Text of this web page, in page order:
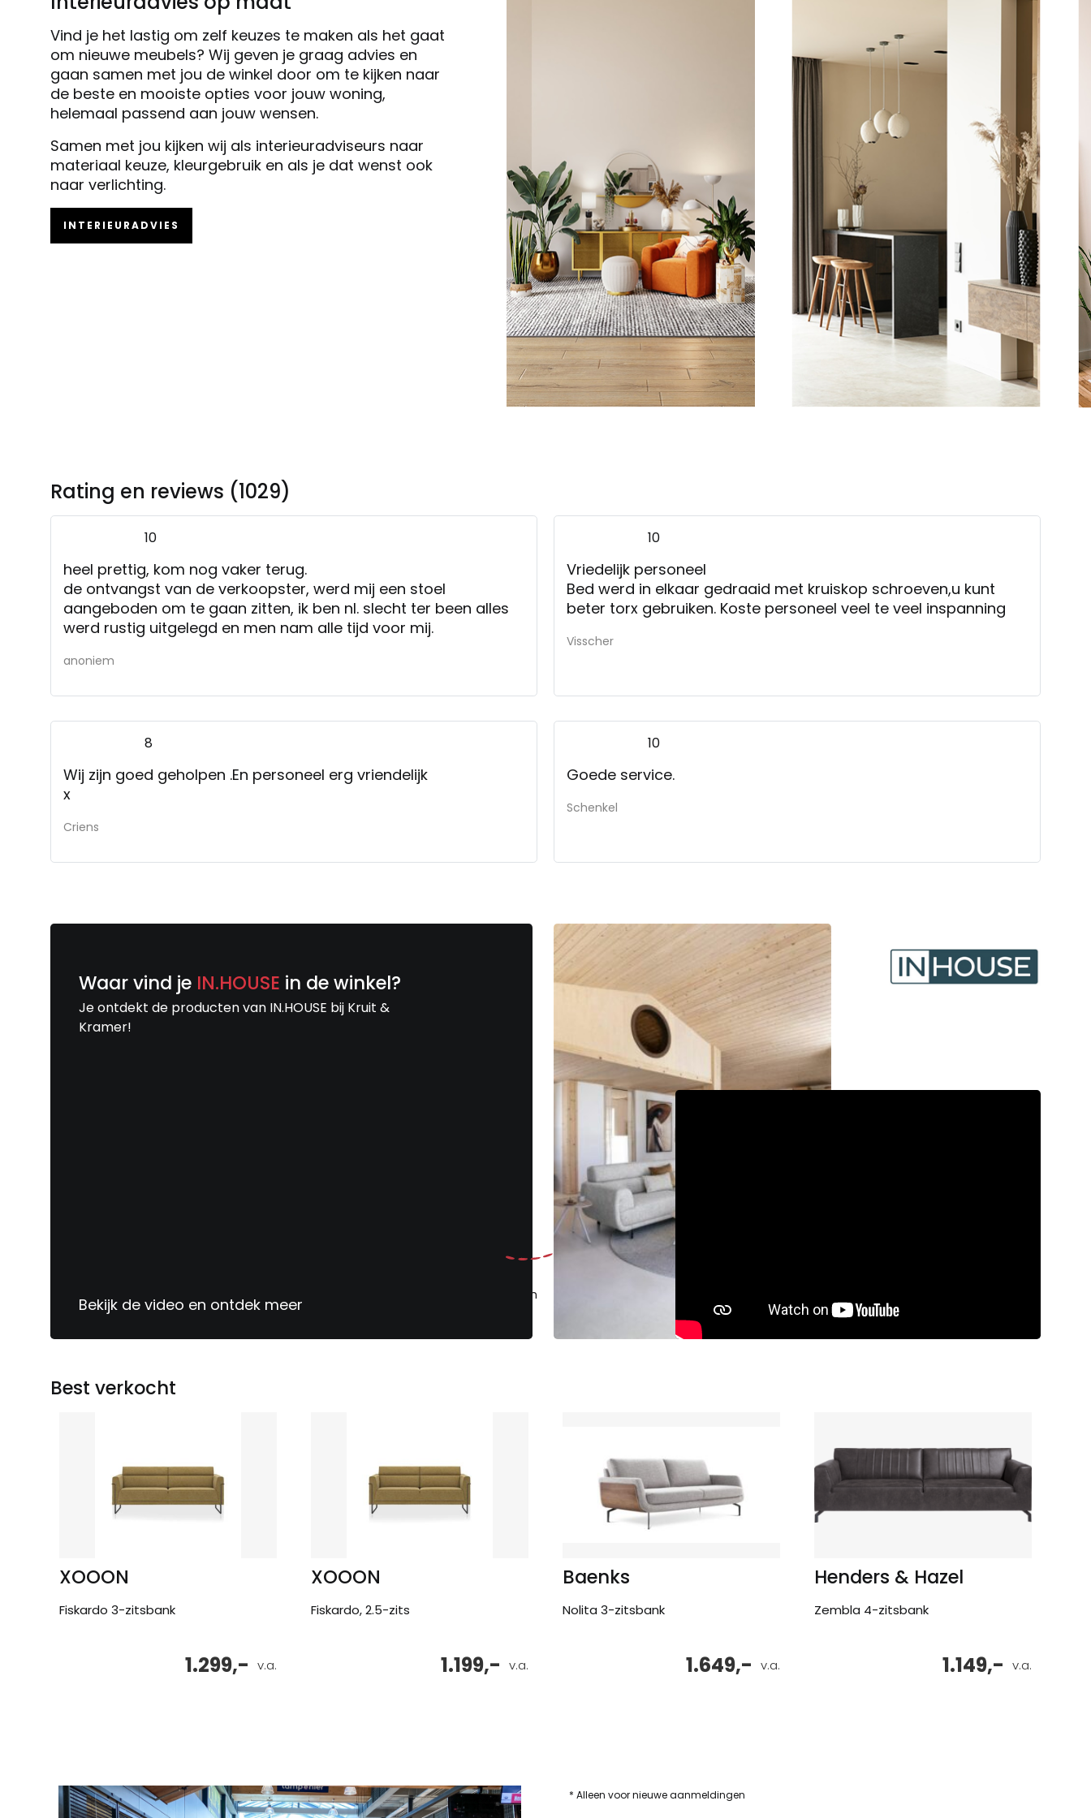
Vind je het lastig om zelf keuzes te maken als het gaat
om nieuwe meubels? Wij geven je graag advies en
gaan samen met jou de winkel door om te kijken naar
de beste en mooiste opties voor jouw woning,
helemaal passend aan jouw wensen.
Samen met jou kijken wij als interieuradviseurs naar
materiaal keuze, kleurgebruik en als je dat wenst ook
naar verlichting.
INTERIEURADVIES
Rating en reviews (1029)
10
heel prettig, kom nog vaker terug.
de ontvangst van de verkoopster, werd mij een stoel
aangeboden om te gaan zitten, ik ben nl. slecht ter been alles
werd rustig uitgelegd en men nam alle tijd voor mij.
anoniem
10
Vriedelijk personeel
Bed werd in elkaar gedraaid met kruiskop schroeven,u kunt
beter torx gebruiken. Koste personeel veel te veel inspanning
Visscher
8
Wij zijn goed geholpen .En personeel erg vriendelijk
x
Criens
10
Goede service.
Schenkel
Waar vind je IN.HOUSE in de winkel?
Je ontdekt de producten van IN.HOUSE bij Kruit &
Kramer!
Bekijk de video en ontdek meer
ruilen binnen 30 dagen
Best verkocht
XOOON
Fiskardo 3-zitsbank
v.a.
1.299,-
XOOON
Fiskardo, 2.5-zits
v.a.
1.199,-
Baenks
Nolita 3-zitsbank
v.a.
1.649,-
Henders & Hazel
Zembla 4-zitsbank
v.a.
1.149,-
* Alleen voor nieuwe aanmeldingen